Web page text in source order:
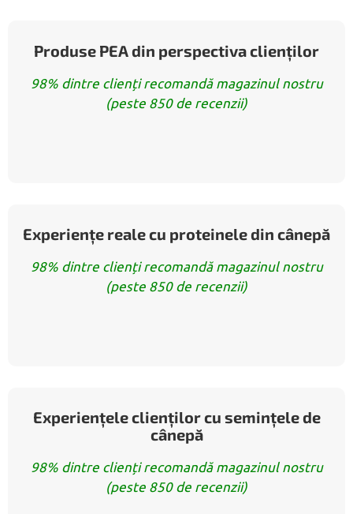
Produse PEA din perspectiva clienților
98% dintre clienți recomandă magazinul nostru
(peste 850 de recenzii)
Experiențe reale cu proteinele din cânepă
98% dintre clienți recomandă magazinul nostru
(peste 850 de recenzii)
Experiențele clienților cu semințele de
cânepă
98% dintre clienți recomandă magazinul nostru
(peste 850 de recenzii)